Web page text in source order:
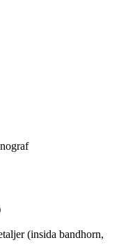
(insida bandhorn,